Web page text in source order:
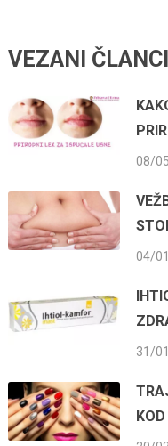
VEZANI ČLANCI
08/
04/
31/